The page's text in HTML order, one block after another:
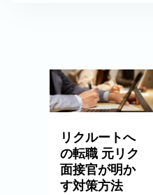
リクルートへ
の転職 元リク
面接官が明か
す対策方法